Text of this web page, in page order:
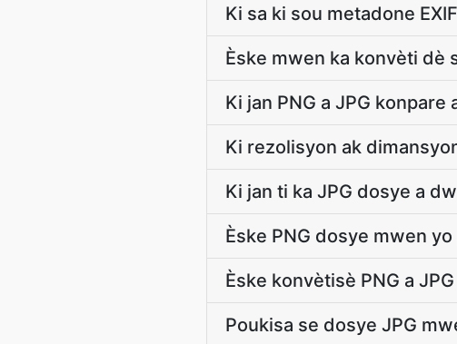
Ki sa ki sou metadone
Èske mwen ka konvèti dè
Ki jan PNG a JPG
Ki rezolisyon ak
Ki jan ti ka JPG dosye a
Èske PNG dosye mwen
Èske konvètisè PNG a
Poukisa se dosye JPG